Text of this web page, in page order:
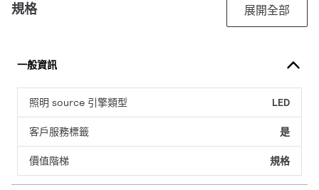
規格 展開全部
一般資訊
照明 source 引擎類型 LED
客戶服務標籤 是
價值階梯 規格